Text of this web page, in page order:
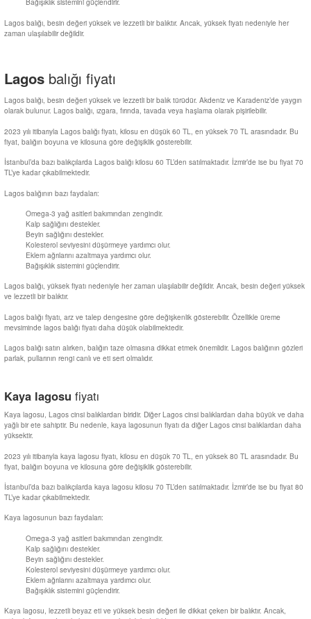
Lagos balığı, besin değeri yüksek ve lezzetli bir balıktır. Ancak, yüksek fiyatı nedeniyle her
zaman ulaşılabilir değildir.
Lagos balığı fiyatı
Lagos balığı, besin değeri yüksek ve lezzetli bir balık türüdür. Akdeniz ve Karadeniz’de yaygın
olarak bulunur. Lagos balığı, ızgara, fırında, tavada veya haşlama olarak pişirilebilir.
2023 yılı itibarıyla Lagos balığı fiyatı, kilosu en düşük 60 TL, en yüksek 70 TL arasındadır. Bu
fiyat, balığın boyuna ve kilosuna göre değişiklik gösterebilir.
İstanbul’da bazı balıkçılarda Lagos balığı kilosu 60 TL’den satılmaktadır. İzmir’de ise bu fiyat 70
TL’ye kadar çıkabilmektedir.
Lagos balığının bazı faydaları:
Omega-3 yağ asitleri bakımından zengindir.
Kalp sağlığını destekler.
Beyin sağlığını destekler.
Kolesterol seviyesini düşürmeye yardımcı olur.
Eklem ağrılarını azaltmaya yardımcı olur.
Bağışıklık sistemini güçlendirir.
Lagos balığı, yüksek fiyatı nedeniyle her zaman ulaşılabilir değildir. Ancak, besin değeri yüksek
ve lezzetli bir balıktır.
Lagos balığı fiyatı, arz ve talep dengesine göre değişkenlik gösterebilir. Özellikle üreme
mevsiminde lagos balığı fiyatı daha düşük olabilmektedir.
Lagos balığı satın alırken, balığın taze olmasına dikkat etmek önemlidir. Lagos balığının gözleri
parlak, pullarının rengi canlı ve eti sert olmalıdır.
Kaya lagosu fiyatı
Kaya lagosu, Lagos cinsi balıklardan biridir. Diğer Lagos cinsi balıklardan daha büyük ve daha
yağlı bir ete sahiptir. Bu nedenle, kaya lagosunun fiyatı da diğer Lagos cinsi balıklardan daha
yüksektir.
2023 yılı itibarıyla kaya lagosu fiyatı, kilosu en düşük 70 TL, en yüksek 80 TL arasındadır. Bu
fiyat, balığın boyuna ve kilosuna göre değişiklik gösterebilir.
İstanbul’da bazı balıkçılarda kaya lagosu kilosu 70 TL’den satılmaktadır. İzmir’de ise bu fiyat 80
TL’ye kadar çıkabilmektedir.
Kaya lagosunun bazı faydaları:
Omega-3 yağ asitleri bakımından zengindir.
Kalp sağlığını destekler.
Beyin sağlığını destekler.
Kolesterol seviyesini düşürmeye yardımcı olur.
Eklem ağrılarını azaltmaya yardımcı olur.
Bağışıklık sistemini güçlendirir.
Kaya lagosu, lezzetli beyaz eti ve yüksek besin değeri ile dikkat çeken bir balıktır. Ancak,